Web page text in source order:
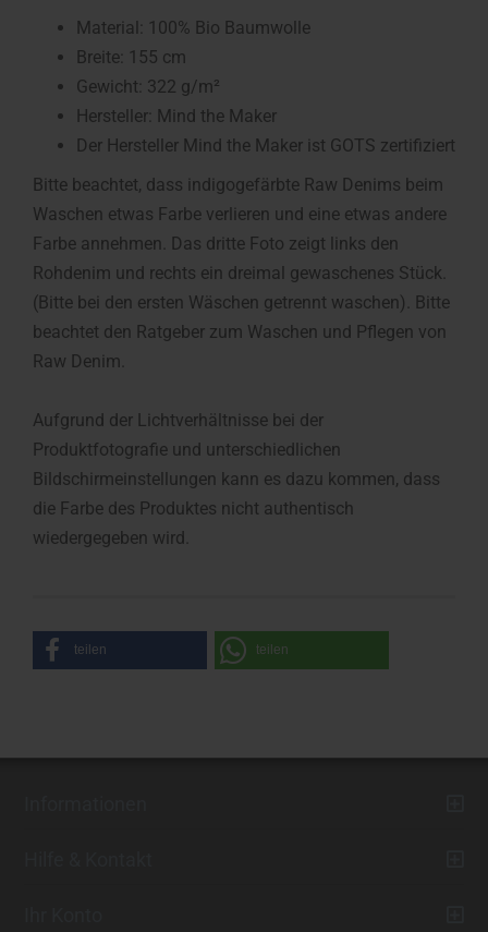
Material: 100% Bio Baumwolle
Breite: 155 cm
Gewicht: 322 g/m²
Hersteller: Mind the Maker
Der Hersteller Mind the Maker ist GOTS zertifiziert
Bitte beachtet, dass indigogefärbte Raw Denims beim
Waschen etwas Farbe verlieren und eine etwas andere
Farbe annehmen. Das dritte Foto zeigt links den
Rohdenim und rechts ein dreimal gewaschenes Stück.
(Bitte bei den ersten Wäschen getrennt waschen). Bitte
beachtet den Ratgeber zum Waschen und Pflegen von
Raw Denim.
Aufgrund der Lichtverhältnisse bei der
Produktfotografie und unterschiedlichen
Bildschirmeinstellungen kann es dazu kommen, dass
die Farbe des Produktes nicht authentisch
wiedergegeben wird.
teilen teilen